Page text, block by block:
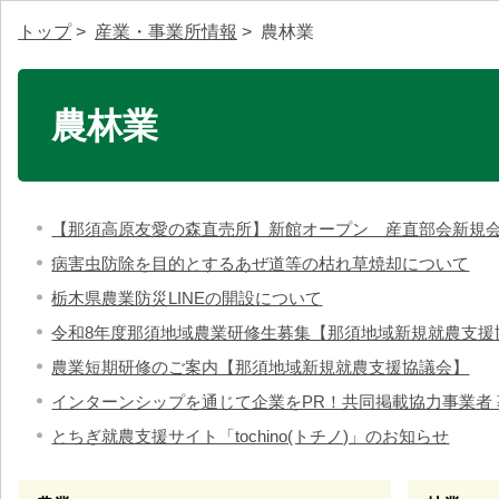
トップ> 産業・事業所情報 > 農林業
農林業
【那須高原友愛の森直売所】新館オープン 産直部会新規
病害虫防除を目的とするあぜ道等の枯れ草焼却について
栃木県農業防災LINEの開設について
令和8年度那須地域農業研修生募集【那須地域新規就農支援
農業短期研修のご案内【那須地域新規就農支援協議会】
インターンシップを通じて企業をPR！共同掲載協力事業者
とちぎ就農支援サイト「tochino(トチノ)」のお知らせ